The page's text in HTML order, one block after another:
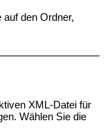
den Ordner,
XML-Datei für
Wählen Sie die